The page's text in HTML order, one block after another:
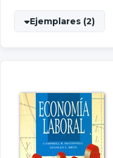
Ejemplares (2)